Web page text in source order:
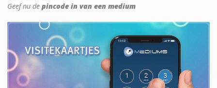
Geef nu de pincode in van een medium